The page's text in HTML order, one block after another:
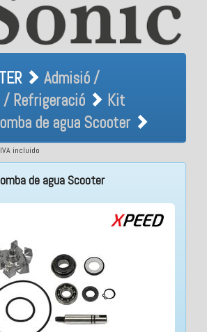
Admisió /
/ Refrigeració
bomba de
Admisió /
/ Refrigeració
Kit
de agua Scooter
incluido
de agua Scooter